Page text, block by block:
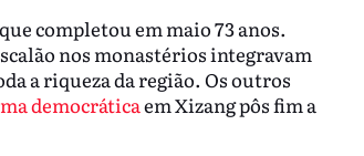
completou em maio 73 anos.
nos monastérios integravam
a riqueza da região. Os outros
democráticaem Xizang pôs fim a